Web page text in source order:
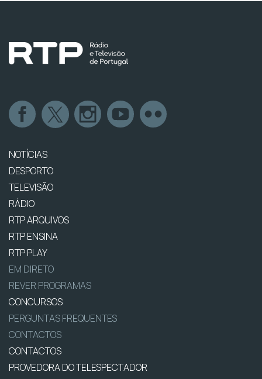
NOTÍCIAS
DESPORTO
TELEVISÃO
RÁDIO
RTP ARQUIVOS
RTP ENSINA
RTP PLAY
EM DIRETO
REVER PROGRAMAS
CONCURSOS
PERGUNTAS FREQUENTES
CONTACTOS
CONTACTOS
PROVEDORA DO TELESPECTADOR